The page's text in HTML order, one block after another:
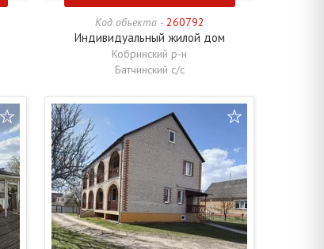
Код объекта - 260792
Индивидуальный жилой дом
Кобринский р-н
Батчинский с/с